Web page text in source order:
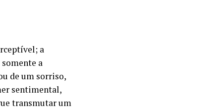
a
a
de um sorriso,
sentimental,
transmutar um